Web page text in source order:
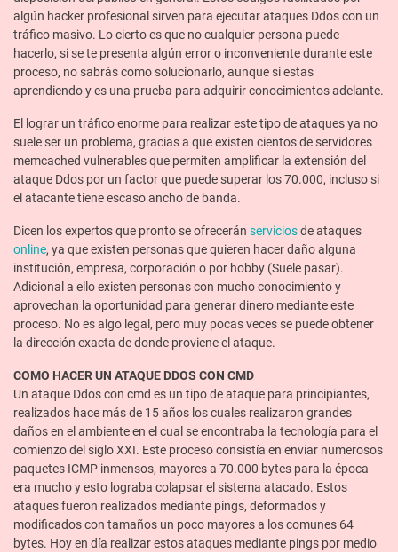
algún hacker profesional sirven para ejecutar ataques Ddos con un
tráfico masivo. Lo cierto es que no cualquier persona puede
hacerlo, si se te presenta algún error o inconveniente durante este
proceso, no sabrás como solucionarlo, aunque si estas
aprendiendo y es una prueba para adquirir conocimientos adelante.
El lograr un tráfico enorme para realizar este tipo de ataques ya no
suele ser un problema, gracias a que existen cientos de servidores
memcached vulnerables que permiten amplificar la extensión del
ataque Ddos por un factor que puede superar los 70.000, incluso si
el atacante tiene escaso ancho de banda.
Dicen los expertos que pronto se ofrecerán serviciosde ataques
online, ya que existen personas que quieren hacer daño alguna
institución, empresa, corporación o por hobby (Suele pasar).
Adicional a ello existen personas con mucho conocimiento y
aprovechan la oportunidad para generar dinero mediante este
proceso. No es algo legal, pero muy pocas veces se puede obtener
la dirección exacta de donde proviene el ataque.
COMO HACER UN ATAQUE DDOS CON CMD
Un ataque Ddos con cmd es un tipo de ataque para principiantes,
realizados hace más de 15 años los cuales realizaron grandes
daños en el ambiente en el cual se encontraba la tecnología para el
comienzo del siglo XXI. Este proceso consistía en enviar numerosos
paquetes ICMP inmensos, mayores a 70.000 bytes para la época
era mucho y esto lograba colapsar el sistema atacado. Estos
ataques fueron realizados mediante pings, deformados y
modificados con tamaños un poco mayores a los comunes 64
bytes. Hoy en día realizar estos ataques mediante pings por medio